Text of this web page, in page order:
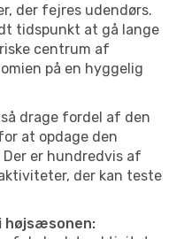
der fejres udendørs.
tidspunkt at gå lange
centrum af
på en hyggelig
drage fordel af den
at opdage den
er hundredvis af
der kan teste
højsæsonen: